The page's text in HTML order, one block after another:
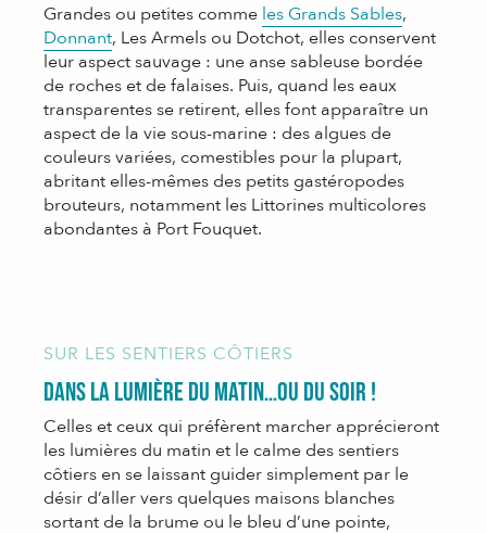
Grandes ou petites comme les Grands Sables,
Donnant, Les Armels ou Dotchot, elles conservent
leur aspect sauvage : une anse sableuse bordée
de roches et de falaises. Puis, quand les eaux
transparentes se retirent, elles font apparaître un
aspect de la vie sous-marine : des algues de
couleurs variées, comestibles pour la plupart,
abritant elles-mêmes des petits gastéropodes
brouteurs, notamment les Littorines multicolores
abondantes à Port Fouquet.
SUR LES SENTIERS CÔTIERS
Dans la lumière du matin…ou du soir !
Celles et ceux qui préfèrent marcher apprécieront
les lumières du matin et le calme des sentiers
côtiers en se laissant guider simplement par le
désir d’aller vers quelques maisons blanches
sortant de la brume ou le bleu d’une pointe,